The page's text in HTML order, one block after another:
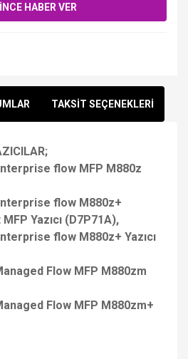
HABER VER
TAKSİT SEÇENEKLERİ
flow MFP M880z
flow M880z+
Yazıcı (D7P71A),
flow M880z+ Yazıcı
Flow MFP M880zm
Flow MFP M880zm+